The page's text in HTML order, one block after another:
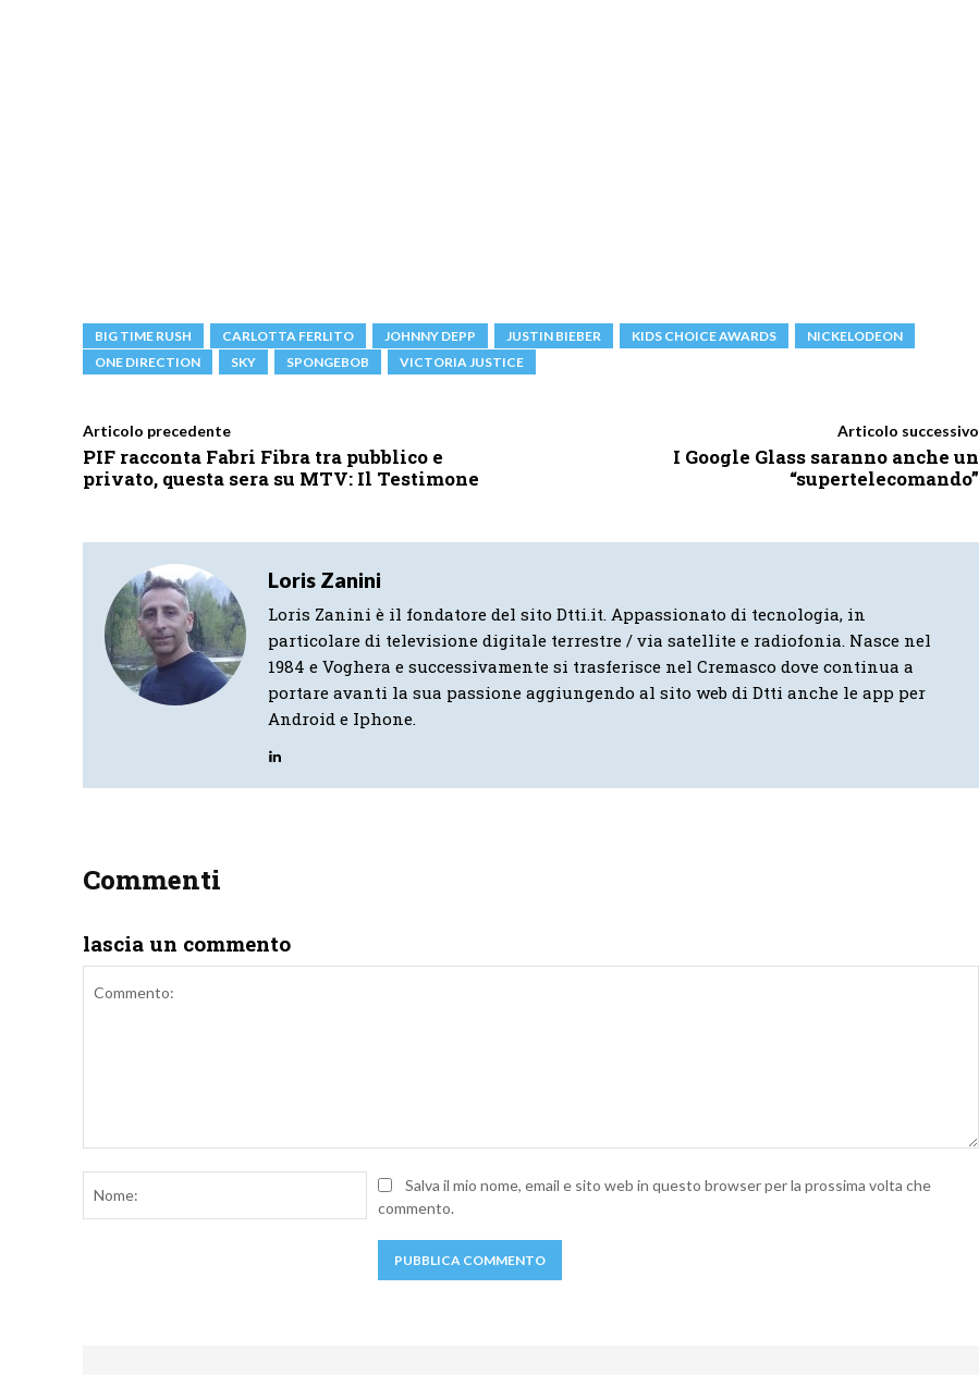
BIG TIME RUSH CARLOTTA FERLITO JOHNNY DEPP JUSTIN BIEBER KIDS CHOICE AWARDS
NICKELODEON
ONE DIRECTION
SKY SPONGEBOB VICTORIA JUSTICE
Articolo precedente
PIF racconta Fabri Fibra tra pubblico e
privato, questa sera su MTV: Il Testimone
Articolo successivo
I Google Glass saranno anche un
“supertelecomando”
Loris Zanini
Loris Zanini è il fondatore del sito Dtti.it. Appassionato di tecnologia, in
particolare di televisione digitale terrestre / via satellite e radiofonia. Nasce nel
1984 e Voghera e successivamente si trasferisce nel Cremasco dove continua a
portare avanti la sua passione aggiungendo al sito web di Dtti anche le app per
Android e Iphone.
Commenti
lascia un commento
Nome:Salva il mio nome, email e sito web in questo browser per la prossima volta che
commento.